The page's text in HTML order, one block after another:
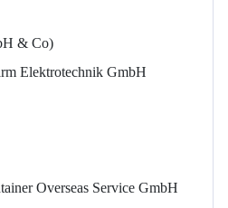
& Co)
Elektrotechnik GmbH
Overseas Service GmbH